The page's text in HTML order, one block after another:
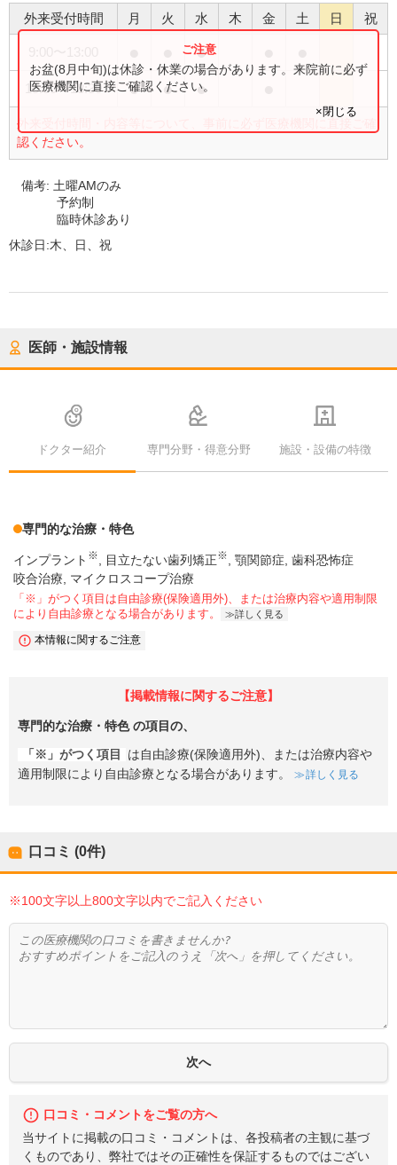
外来受付時間 月 火 水 木 金 土 日 祝
●
15:00〜18:30 ● ● ●
外来受付時間・内容等について、事前に必ず医療機関に直接ご確
認ください。
お盆(8月中旬)は休診・休業の場合があります。来院前に必ず
医療機関に直接ご確認ください。
×閉じる
備考: 土曜AMのみ
予約制
臨時休診あり
休診日:木、日、祝
医師・施設情報
ドクター紹介 専門分野・得意分野 施設・設備の特徴
専門的な治療・特色
インプラント ※ 目立たない歯列矯正※ 顎関節症 歯科恐怖症
咬合治療, マイクロスコープ治療
「※」がつく項目は自由診療(保険適用外)、または治療内容や適用制限
により自由診療となる場合があります。
詳しく見る
本情報に関するご注意
【掲載情報に関するご注意】
専門的な治療・特色の項目の、
「※」がつく項目
は自由診療(保険適用外)、または治療内容や
適用制限により自由診療となる場合があります。
詳しく見る
口コミ (0件)
※100文字以上800文字以内でご記入ください
口コミ・コメントをご覧の方へ
当サイトに掲載の口コミ・コメントは、各投稿者の主観に基づ
くものであり、弊社ではその正確性を保証するものではござい